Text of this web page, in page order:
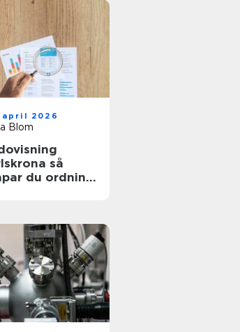
april 2026
Blom
så
du ordning